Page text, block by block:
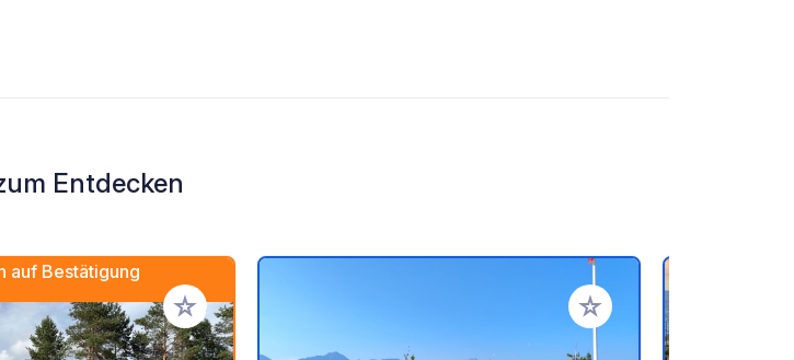
Entdecken
auf Bestätigung
Zu Ihren Favoriten hinzufügen Zu Ihren Favoriten